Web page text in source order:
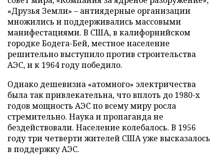
«Друзья Земли» – антиядерные организации
множились и поддерживались массовыми
манифестациями. В США, в калифорнийском
городке Бодега-Бей, местное население
решительно выступило против строительства
АЭС, и к 1964 году победило.
Однако дешевизна «атомного» электричества
была так привлекательна, что вплоть до 1980-х
годов мощность АЭС по всему миру росла
стремительно. Наука и пропаганда не
бездействовали. Население колебалось. В 1956
году три четверти жителей США уже высказалось
в поддержку АЭС.